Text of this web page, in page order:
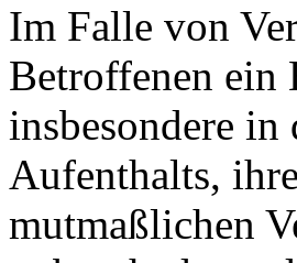
Im Falle von
Betroffenen ein
insbesondere
Aufenthalts,
mutmaßlichen